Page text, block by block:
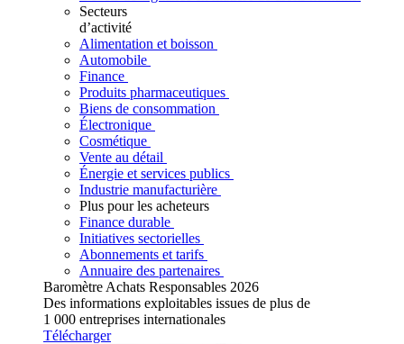
Secteurs
d’activité
Alimentation et boisson
Automobile
Finance
Produits pharmaceutiques
Biens de consommation
Électronique
Cosmétique
Vente au détail
Énergie et services publics
Industrie manufacturière
Plus pour les acheteurs
Finance durable
Initiatives sectorielles
Abonnements et tarifs
Annuaire des partenaires
Baromètre Achats Responsables 2026
Des informations exploitables issues de plus de
1 000 entreprises internationales
Télécharger